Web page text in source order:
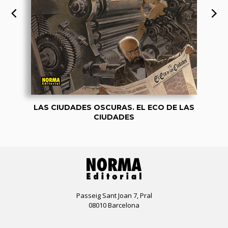
LAS CIUDADES OSCURAS. EL ECO DE LAS
CIUDADES
Passeig Sant Joan 7, Pral
08010 Barcelona